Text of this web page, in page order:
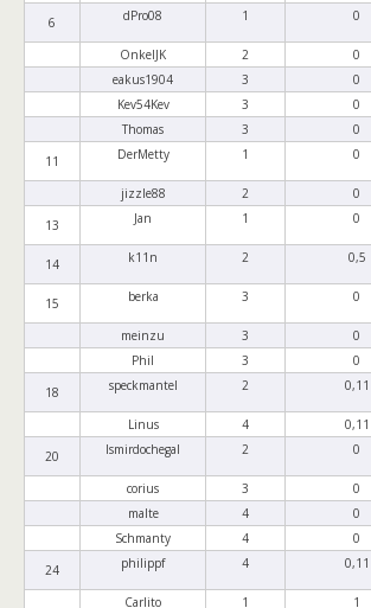
6
dPro08 1 0
OnkelJK 2 0
eakus1904
3 0
Kev54Kev
3 0
Thomas
3 0
11
DerMetty 1 0
jizzle88 2 0
13
Jan 1 0
14 k11n 2 0,5
15 berka 3 0
meinzu 3 0
Phil
3 0
18
speckmantel 2 0,11
Linus 4 0,11
20
Ismirdochegal 2 0
corius 3 0
malte
4 0
Schmanty
4 0
24
philippf 4 0,11
Carlito 1 1